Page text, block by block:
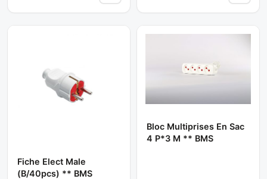
Fiche Elect Male
(b/40pcs) ** BMS
Bloc Multiprises En Sac
4 P*3 M ** BMS